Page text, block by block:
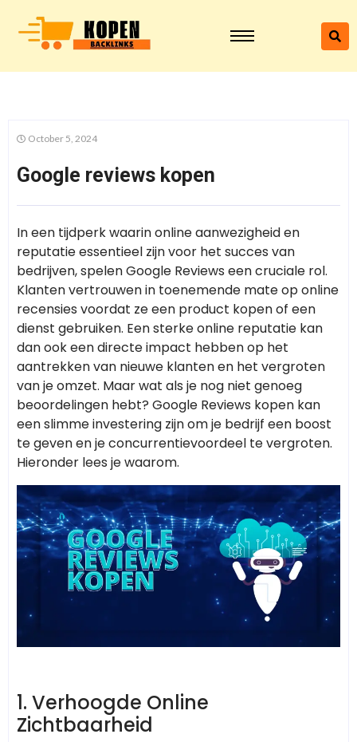
October 5, 2024
Google reviews kopen
In een tijdperk waarin online aanwezigheid en
reputatie essentieel zijn voor het succes van
bedrijven, spelen Google Reviews een cruciale rol.
Klanten vertrouwen in toenemende mate op online
recensies voordat ze een product kopen of een
dienst gebruiken. Een sterke online reputatie kan
dan ook een directe impact hebben op het
aantrekken van nieuwe klanten en het vergroten
van je omzet. Maar wat als je nog niet genoeg
beoordelingen hebt? Google Reviews kopen kan
een slimme investering zijn om je bedrijf een boost
te geven en je concurrentievoordeel te vergroten.
Hieronder lees je waarom.
1. Verhoogde Online
Zichtbaarheid